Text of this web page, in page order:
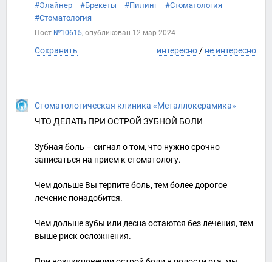
#Элайнер #Брекеты #Пилинг
#Стоматология
#Стоматология
Пост №10615, опубликован 12 мар 2024
Сохранить интересно / не интересно
Стоматологическая клиника «Металлокерамика»
ЧТО ДЕЛАТЬ ПРИ ОСТРОЙ ЗУБНОЙ БОЛИ
Зубная боль – сигнал о том, что нужно срочно
записаться на прием к стоматологу.
Чем дольше Вы терпите боль, тем более дорогое
лечение понадобится.
Чем дольше зубы или десна остаются без лечения, тем
выше риск осложнения.